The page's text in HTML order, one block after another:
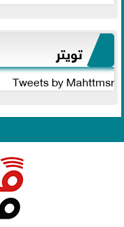
تويتر
Tweets by Mahttmsr